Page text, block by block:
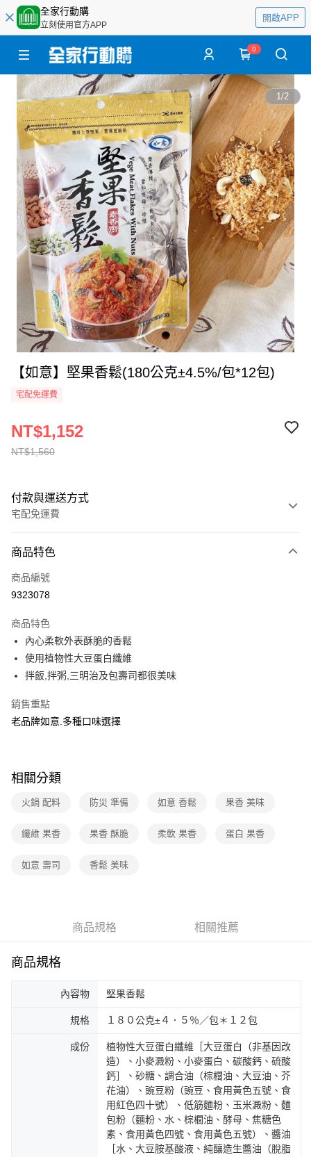
全家行動購
立刻使用官方APP
開啟APP
0
1/2
【如意】堅果香鬆(180公克±4.5%/包*12包)
宅配免運費
NT$1,560
NT$1,152
付款與運送方式
宅配免運費
全家線上支付
運送方式
本島宅配-活動商品
免運費
離島宅配-常溫商品
免運費
商品特色
商品編號
9323078
商品特色
內心柔軟外表酥脆的香鬆
使用植物性大豆蛋白纖維
拌飯,拌粥,三明治及包壽司都很美味
銷售重點
老品牌如意.多種口味選擇
相關分類
火鍋 配料 防災 準備 如意 香鬆 果香 美味
纖維 果香 果香 酥脆 柔軟 果香 蛋白 果香
如意 壽司 香鬆 美味
商品規格 相關推薦
商品規格
內容物 堅果香鬆
規格 １８０公克±４．５％／包＊１２包
成份
植物性大豆蛋白纖維［大豆蛋白（非基因改
造）、小麥澱粉、小麥蛋白、碳酸鈣、硫酸
鈣］、砂糖、調合油（棕櫚油、大豆油、芥
花油）、豌豆粉（豌豆、食用黃色五號、食
用紅色四十號）、低筋麵粉、玉米澱粉、麵
包粉（麵粉、水、棕櫚油、酵母、焦糖色
素、食用黃色四號、食用黃色五號）、醬油
［水、大豆胺基酸液、純釀造生醬油（脫脂